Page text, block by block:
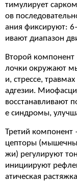
тимулирует
ов
ания фиксируют:
ивают диапазон
Второй
лочки окружают
и, стрессе,
адгезии.
восстанавливают
е синдромы,
Третий
цепторы
жи) регулируют
инициируют
атическая